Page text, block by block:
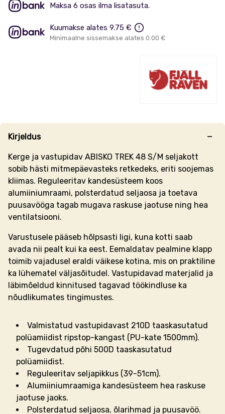
Maksa 6 osas ilma lisatasuta.
Kuumakse alates 9.75 €
Minimaalne sissemakse alates 0.00 €
Kirjeldus
Kerge ja vastupidav ABISKO TREK 48 S/M seljakott
sobib hästi mitmepäevasteks retkedeks, eriti soojemas
kliimas. Reguleeritav kandesüsteem koos
alumiiniumraami, polsterdatud seljaosa ja toetava
puusavööga tagab mugava raskuse jaotuse ning hea
ventilatsiooni.
Varustusele pääseb hõlpsasti ligi, kuna kotti saab
avada nii pealt kui ka eest. Eemaldatav pealmine klapp
toimib vajadusel eraldi väikese kotina, mis on praktiline
ka lühematel väljasõitudel. Vastupidavad materjalid ja
läbimõeldud kinnitused tagavad töökindluse ka
nõudlikumates tingimustes.
Valmistatud vastupidavast 210D taaskasutatud
polüamiidist ripstop-kangast (PU-kate 1500mm).
Tugevdatud põhi 500D taaskasutatud
polüamiidist.
Reguleeritav seljapikkus (39-51cm).
Alumiiniumraamiga kandesüsteem hea raskuse
jaotuse jaoks.
Polsterdatud seljaosa, õlarihmad ja puusavöö.